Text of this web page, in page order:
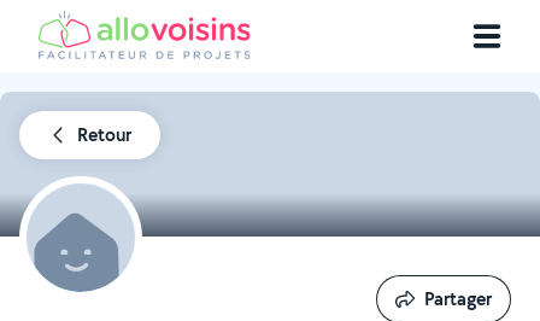
Retour
Partager
Partager